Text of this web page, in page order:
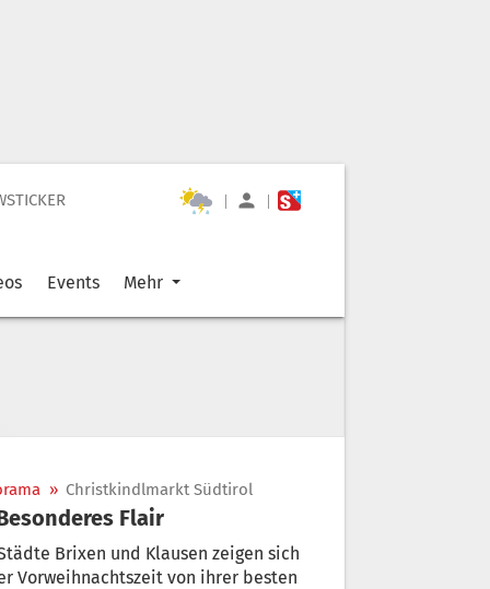
| |
Events Mehr
» Christkindlmarkt Südtirol
Besonderes Flair
Brixen und Klausen zeigen sich
Vorweihnachtszeit von ihrer besten